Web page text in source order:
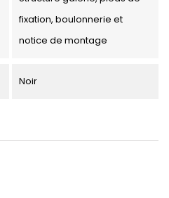
fixation, boulonnerie et
notice de montage
Noir